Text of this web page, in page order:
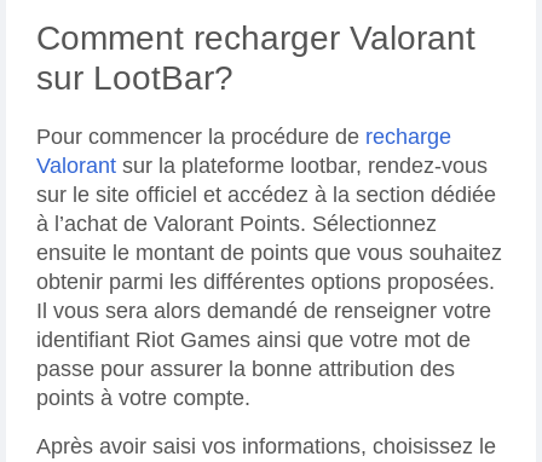
Comment recharger Valorant
sur LootBar?
Pour commencer la procédure de recharge
Valorant sur la plateforme lootbar, rendez-vous
sur le site officiel et accédez à la section dédiée
à l’achat de Valorant Points. Sélectionnez
ensuite le montant de points que vous souhaitez
obtenir parmi les différentes options proposées.
Il vous sera alors demandé de renseigner votre
identifiant Riot Games ainsi que votre mot de
passe pour assurer la bonne attribution des
points à votre compte.
Après avoir saisi vos informations, choisissez le